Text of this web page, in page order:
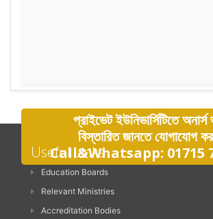
প্রাইভেট ইউনিভার্সিটিতে অনার্স
বিস্তারিত জানতে যোগাযোগ
Call&Whatsapp: 01715
Useful Links
Education Boards
Relevant Ministries
Accreditation Bodies